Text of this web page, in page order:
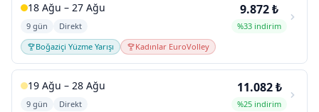
18 Ağu – 27 Ağu
9 gün
Direkt
Boğaziçi Yüzme Yarışı
Kadınlar EuroVolley
9.872 ₺
%33 indirim
19 Ağu – 28 Ağu
9 gün
Direkt
11.082 ₺
%25 indirim